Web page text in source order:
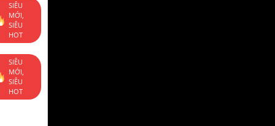
SIÊU
MỚI,
SIÊU
HOT
SIÊU
MỚI,
SIÊU
HOT